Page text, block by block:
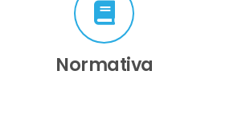
Normativa